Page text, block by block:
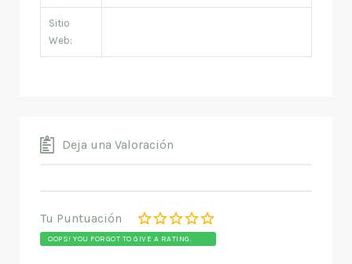
Sitio
Web:
Deja una Valoración
Tu Puntuación
OOPS! YOU FORGOT TO GIVE A RATING.